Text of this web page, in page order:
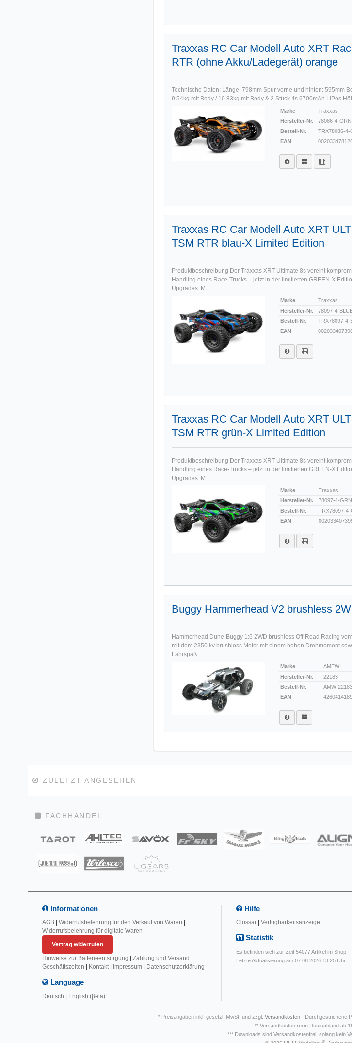
Traxxas RC Car Modell Auto XRT
RTR (ohne Akku/Ladegerät) orange
Technische Daten: Länge: 798mm Spur vorne und hinten: 595mm
9.54kg mit Body / 10.83kg mit Body & 2 Stück 4s 6700mAh LiPos
Marke
Traxxas
Hersteller-Nr.
78086-4-
Bestell-Nr.
TRX78086-4-
EAN
Traxxas RC Car Modell Auto XRT
TSM RTR blau-X Limited Edition
Produktbeschreibung Der Traxxas XRT Ultimate 8s vereint
Handling eines Race-Trucks – jetzt in der limitierten GREEN-X
Upgrades. M...
Marke
Traxxas
Hersteller-Nr.
78097-4-
Bestell-Nr.
TRX78097-4-
EAN
Traxxas RC Car Modell Auto XRT
TSM RTR grün-X Limited Edition
Produktbeschreibung Der Traxxas XRT Ultimate 8s vereint
Handling eines Race-Trucks – jetzt in der limitierten GREEN-X
Upgrades. M...
Marke
Traxxas
Hersteller-Nr.
78097-4-
Bestell-Nr.
TRX78097-4-
EAN
Buggy Hammerhead V2 brushless
Hammerhead Dune-Buggy 1:6 2WD brushless Off-Road Racing
mit dem 2350 kv brushless Motor mit einem hohen Drehmoment
Fahrspaß ...
Marke
AMEWI
Hersteller-Nr.
22183
Bestell-Nr.
AMW-22183
EAN
ZULETZT ANGESEHEN
FACHHANDEL
Informationen
AGB Widerrufsbelehrung für den Verkauf von Waren
Widerrufsbelehrung für digitale Waren
Vertrag widerrufen
Hinweise zur Batterieentsorgung
Zahlung und Versand
Geschäftszeiten
Kontakt| Impressum Datenschutzerklärung
Language
Deutsch | English (βeta)
Hilfe
Glossar Verfügbarkeitsanzeige
Statistik
Es befinden sich zur Zeit 54077 Artikel im Shop.
Letzte Aktualisierung am 07.08.2026 13:25 Uhr.
* Preisangaben inkl. gesetzl. MwSt. und zzgl. Versandkosten - Durchgestrichene
** Versandkostenfrei in Deutschland ab
*** Downloads sind Versandkostenfrei, solang kein
®